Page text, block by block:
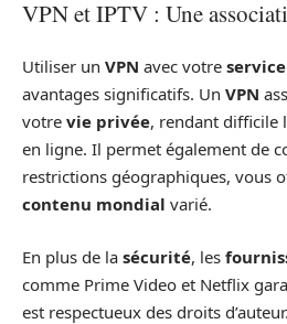
VPN et IPTV : Une
Utiliser un VPN avec votre
avantages significatifs. Un VPN
votre vie privée, rendant difficile
en ligne. Il permet également de
restrictions géographiques, vous
contenu mondial varié.
En plus de la sécurité, les
comme Prime Video et Netflix
est respectueux des droits